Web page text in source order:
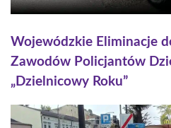
Wojewódzkie Eliminacje
Zawodów Policjantów
„Dzielnicowy Roku”